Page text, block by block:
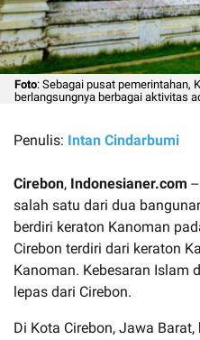
Foto: Sebagai pusat pemerintahan,
berlangsungnya berbagai aktivitas
Penulis: Intan Cindarbumi
Cirebon, Indonesianer.com
salah satu dari dua
berdiri keraton Kanoman
Cirebon terdiri dari keraton
Kanoman. Kebesaran Islam
lepas dari Cirebon.
Di Kota Cirebon, Jawa